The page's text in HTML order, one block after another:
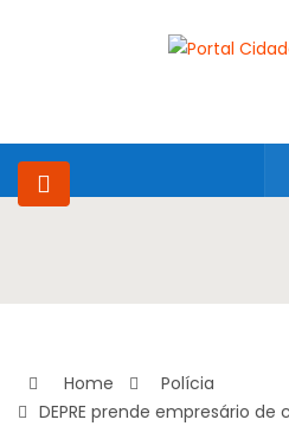
Home
Polícia
DEPRE prende empresário